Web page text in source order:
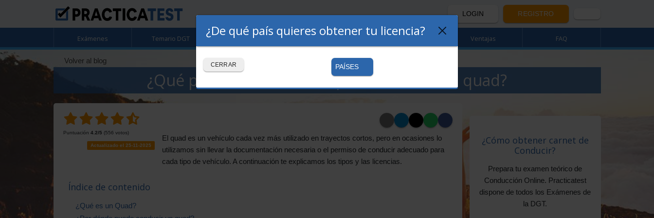
LOGIN REGISTRO
Exámenes Temario DGT Premium Ventajas FAQ
Volver al blog
¿Qué permiso se necesita para conducir un quad?
Puntuación 4.2/5 (556 votos)
Actualizado el 25-11-2025
El quad es un vehículo cada vez más utilizado en trayectos cortos, pero en ocasiones lo
utilizamos sin llevar la documentación necesaria o el permiso de conducir adecuado para
cada tipo de vehículo. A continuación te explicamos los tipos y las licencias.
Índice de contenido
¿Qué es un Quad?
¿Cómo obtener carnet de
Conducir?
Prepara tu examen teórico de
Conducción Online. Practicatest
dispone de todos los Exámenes de
la DGT.
¿De qué país quieres obtener tu licencia?
CERRAR PAÍSES